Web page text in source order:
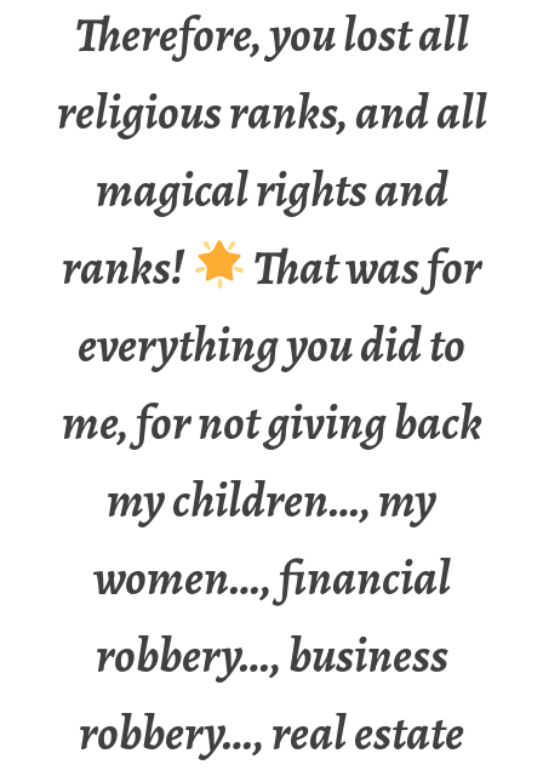
Therefore, you lost all
religious ranks, and all
magical rights and
ranks!
That was for
everything you did to
me, for not giving back
my children…, my
women…, financial
robbery…, business
robbery…, real estate